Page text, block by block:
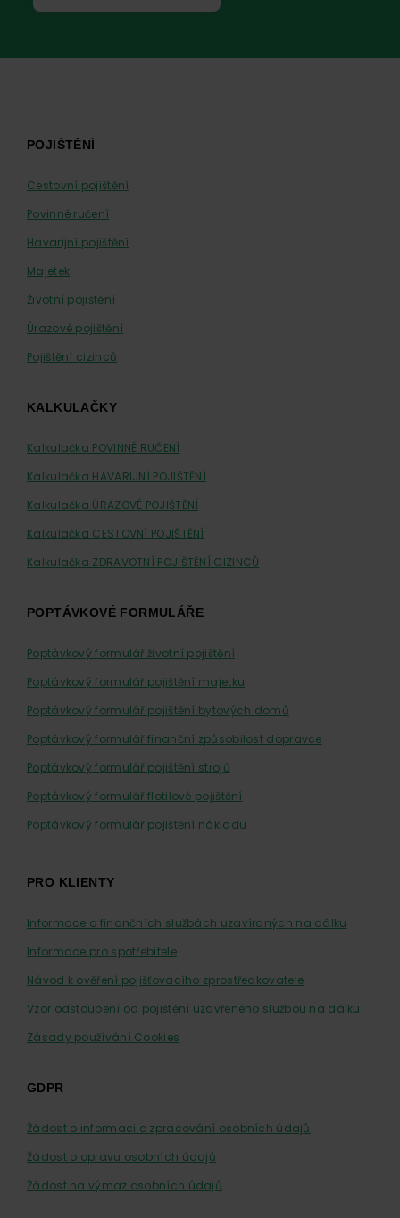
FooterPOJIŠTĚNÍ
Cestovní pojištění
Povinné ručení
Havarijní pojištění
Majetek
Životní pojištění
Úrazové pojištění
Pojištění cizinců
KALKULAČKY
Kalkulačka POVINNÉ RUČENÍ
Kalkulačka HAVARIJNÍ POJIŠTĚNÍ
Kalkulačka ÚRAZOVÉ POJIŠTĚNÍ
Kalkulačka CESTOVNÍ POJIŠTĚNÍ
Kalkulačka ZDRAVOTNÍ POJIŠTĚNÍ CIZINCŮ
POPTÁVKOVÉ FORMULÁŘE
Poptávkový formulář životní pojištění
Poptávkový formulář pojištění majetku
Poptávkový formulář pojištění bytových domů
Poptávkový formulář finanční způsobilost dopravce
Poptávkový formulář pojištění strojů
Poptávkový formulář flotilové pojištění
Poptávkový formulář pojištění nákladu
PRO KLIENTY
Informace o finančních službách uzavíraných na dálku
Informace pro spotřebitele
Návod k ověření pojišťovacího zprostředkovatele
Vzor odstoupení od pojištění uzavřeného službou na dálku
Zásady používání Cookies
GDPR
Žádost o informaci o zpracování osobních údajů
Žádost o opravu osobních údajů
Žádost na výmaz osobních údajů